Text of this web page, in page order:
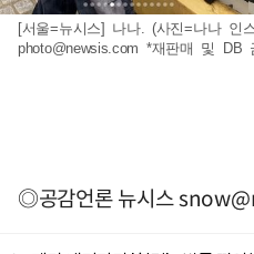
[서울=뉴시스] 나나. (사진=나나 인
photo@newsis.com *재판매 및 DB
◎공감언론 뉴시스